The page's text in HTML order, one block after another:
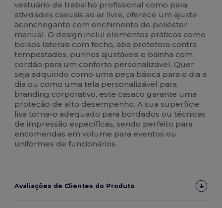
vestuário de trabalho profissional como para
atividades casuais ao ar livre, oferece um ajuste
aconchegante com enchimento de poliéster
manual. O design inclui elementos práticos como
bolsos laterais com fecho, aba protetora contra
tempestades, punhos ajustáveis e bainha com
cordão para um conforto personalizável. Quer
seja adquirido como uma peça básica para o dia a
dia ou como uma tela personalizável para
branding corporativo, este casaco garante uma
proteção de alto desempenho. A sua superfície
lisa torna-o adequado para bordados ou técnicas
de impressão específicas, sendo perfeito para
encomendas em volume para eventos ou
uniformes de funcionários.
Avaliações de Clientes do Produto